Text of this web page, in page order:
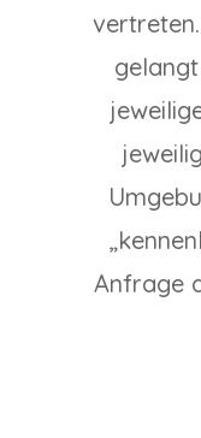
Anfrage